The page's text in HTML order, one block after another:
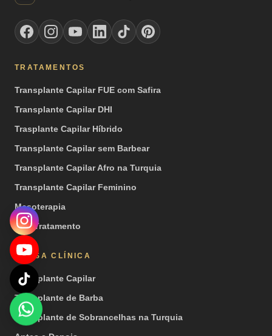
TRATAMENTOS
Transplante Capilar FUE com Safira
Transplante Capilar DHI
Trasplante Capilar Híbrido
Transplante Capilar sem Barbear
Transplante Capilar Afro na Turquia
Transplante Capilar Feminino
Mesoterapia
PRP Tratamento
NOSSA CLÍNICA
Transplante Capilar
Transplante de Barba
Transplante de Sobrancelhas na Turquia